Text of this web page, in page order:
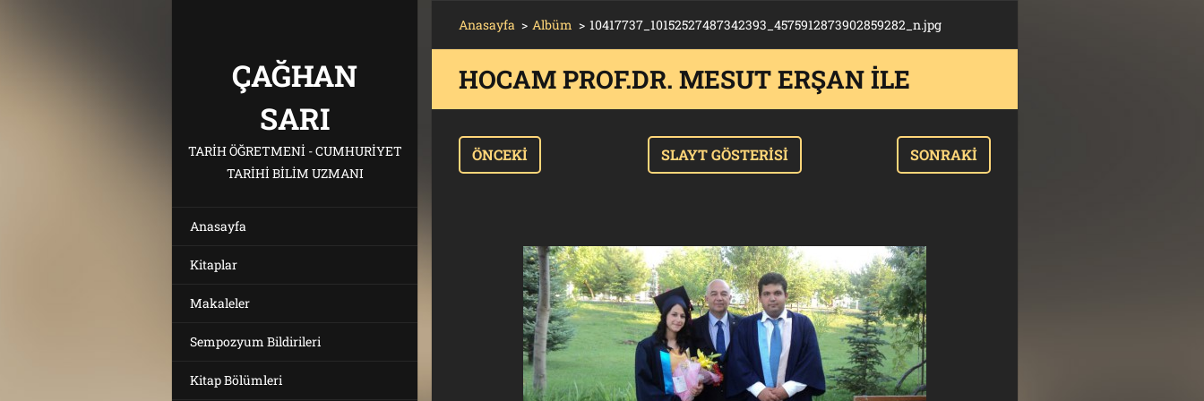
ÇAĞHAN
SARI
TARIH ÖĞRETMENI - CUMHURIYET
TARIHI BILIM UZMANI
Anasayfa
Kitaplar
Makaleler
Sempozyum Bildirileri
Kitap Bölümleri
Anasayfa > Albüm > 10417737_10152527487342393_4575912873902859282_n.jpg
HOCAM PROF.DR. MESUT ERŞAN ILE
ÖNCEKI SLAYT GÖSTERISI SONRAKI